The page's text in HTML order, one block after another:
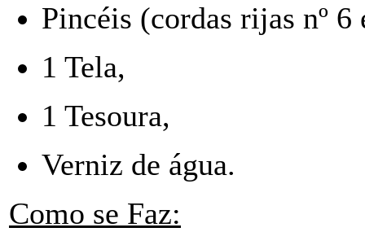
Pincéis (cordas rijas nº
1 Tela,
1 Tesoura,
Verniz de água.
Como se Faz: